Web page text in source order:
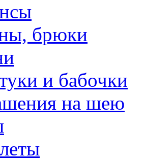
брюки
и бабочки
на шею